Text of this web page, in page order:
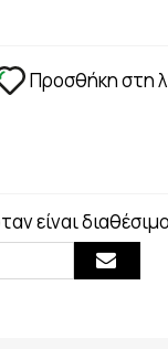
Προσθήκη στη
είναι διαθέσιμο